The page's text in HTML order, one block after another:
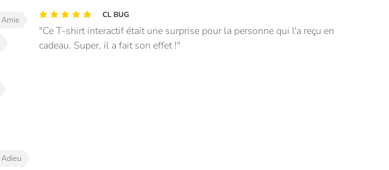
Amie
Adieu
CL BUG
Ce T-shirt interactif était une surprise pour la personne qui l'a reçu en
cadeau. Super, il a fait son effet !